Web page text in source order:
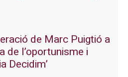
de Marc Puigtió a
de l’oportunisme i
Decidim’